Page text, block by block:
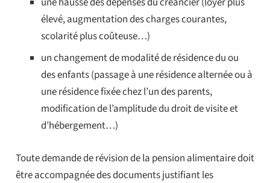
élevé, augmentation des charges courantes,
scolarité plus coûteuse…)
un changement de modalité de résidence du ou
des enfants (passage à une résidence alternée ou à
une résidence fixée chez l’un des parents,
modification de l’amplitude du droit de visite et
d’hébergement…)
Toute demande de révision de la pension alimentaire doit
être accompagnée des documents justifiant les